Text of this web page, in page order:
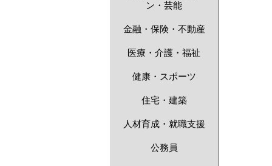
ン・芸能
金融・保険・不動産
医療・介護・福祉
健康・スポーツ
住宅・建築
人材育成・就職支援
公務員